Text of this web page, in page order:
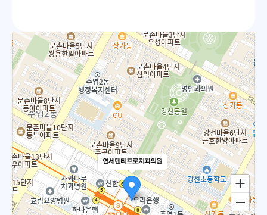
연세덴티프로치과의원